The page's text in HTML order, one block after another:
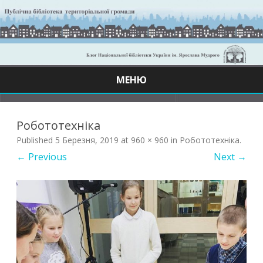
МЕНЮ
Робототехніка
Published 5 Березня, 2019 at 960 × 960 in Робототехніка.
← Previous Next →